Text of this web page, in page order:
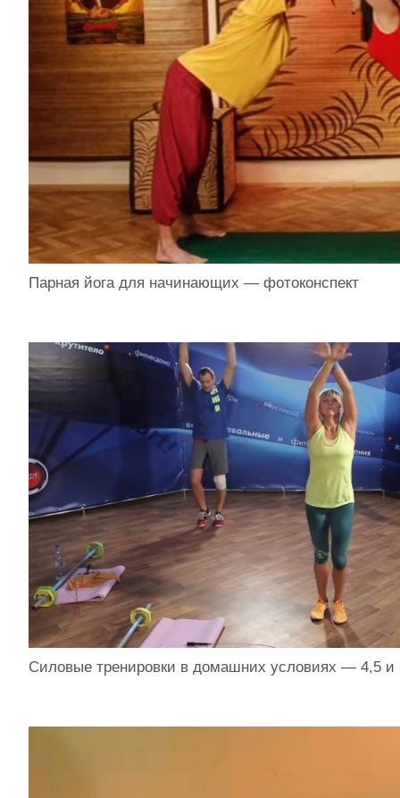
Парная йога для начинающих — фотоконспект
Силовые тренировки в домашних условиях — 4,5 и